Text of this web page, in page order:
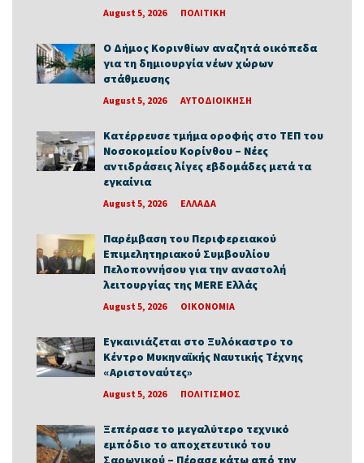
August 5, 2026 ΠΟΛΙΤΙΚΗ
Ο Δήμος Κορινθίων αναζητά οικόπεδα
για τη δημιουργία νέων χώρων
στάθμευσης
August 5, 2026 ΑΥΤΟΔΙΟΙΚΗΣΗ
Κατέρρευσε τμήμα οροφής στο ΤΕΠ του
Νοσοκομείου Κορίνθου – Νέες
αντιδράσεις λίγες εβδομάδες μετά τα
εγκαίνια
August 5, 2026 ΕΛΛΑΔΑ
Παρέμβαση του Περιφερειακού
Επιμελητηριακού Συμβουλίου
Πελοποννήσου για την αναστολή
λειτουργίας της MERE Ελλάς
August 5, 2026 ΟΙΚΟΝΟΜΙΑ
Εγκαινιάζεται στο Ξυλόκαστρο το
Κέντρο Μυκηναϊκής Ναυτικής Τέχνης
«Αριστοναύτες»
August 5, 2026 ΠΟΛΙΤΙΣΜΟΣ
Ξεπέρασε το μεγαλύτερο τεχνικό
εμπόδιο το αποχετευτικό του
Σαρωνικού – Πέρασε κάτω από την